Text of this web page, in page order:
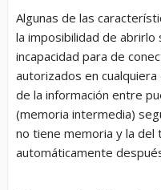
Algunas de las
la imposibilidad de
incapacidad para de
autorizados en
de la información entre
(memoria intermedia)
no tiene memoria y la del
automáticamente